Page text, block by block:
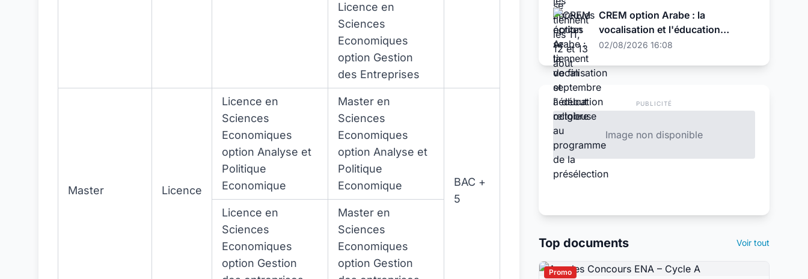
Licence en
Sciences
Economiques
option Gestion
des Entreprises
Master Licence
Licence en
Sciences
Economiques
option Analyse et
Politique
Economique
Master en
Sciences
Economiques
option Analyse et
Politique
Economique
BAC +
5
Licence en
Sciences
Economiques
option Gestion
Master en
Sciences
Economiques
option Gestion
CREM option Arabe : la
vocalisation et l'éducation
religieuse au programme de la
02/08/2026 16:08
PUBLICITÉ
Image non disponible
Top documents Voir tout
Promo